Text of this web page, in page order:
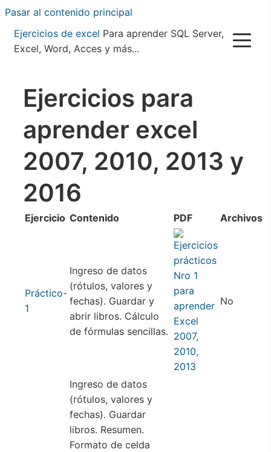
Pasar al contenido principal
Ejercicios de excel Para aprender SQL Server,
Excel, Word, Acces y más...
Ejercicios para
aprender excel
2007, 2010, 2013 y
2016
Ejercicio Contenido PDF Archivos
Práctico-
1
Ingreso de datos
(rótulos, valores y
fechas). Guardar y
abrir libros. Cálculo
de fórmulas sencillas.
No
Ingreso de datos
(rótulos, valores y
fechas). Guardar
libros. Resumen.
Formato de celda